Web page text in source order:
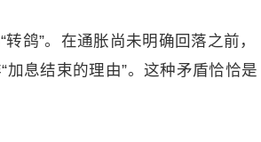
鸽”。在通胀尚未明确回落之前，
息结束的理由”。这种矛盾恰恰是